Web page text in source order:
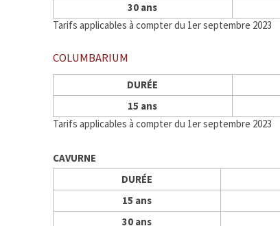
30 ans
Tarifs applicables à compter du 1er septembre 2023
COLUMBARIUM
DURÉE
15 ans
Tarifs applicables à compter du 1er septembre 2023
CAVURNE
DURÉE
15 ans
30 ans